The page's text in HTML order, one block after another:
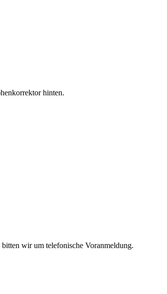
hinten.
wir um telefonische Voranmeldung.